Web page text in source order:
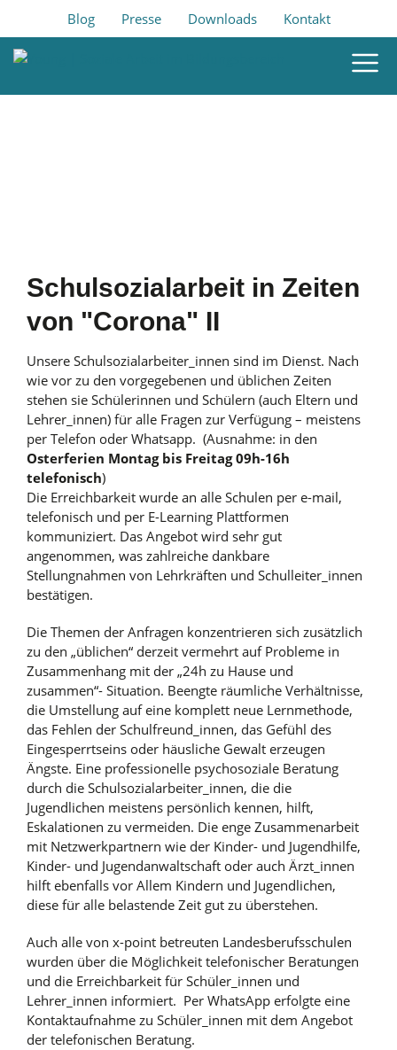
Blog Presse Downloads Kontakt
Schulsozialarbeit in Zeiten
von "Corona" II
Unsere Schulsozialarbeiter_innen sind im Dienst. Nach
wie vor zu den vorgegebenen und üblichen Zeiten
stehen sie Schülerinnen und Schülern (auch Eltern und
Lehrer_innen) für alle Fragen zur Verfügung – meistens
per Telefon oder Whatsapp. (Ausnahme: in den
Osterferien Montag bis Freitag 09h-16h
telefonisch)
Die Erreichbarkeit wurde an alle Schulen per e-mail,
telefonisch und per E-Learning Plattformen
kommuniziert. Das Angebot wird sehr gut
angenommen, was zahlreiche dankbare
Stellungnahmen von Lehrkräften und Schulleiter_innen
bestätigen.
Die Themen der Anfragen konzentrieren sich zusätzlich
zu den „üblichen“ derzeit vermehrt auf Probleme in
Zusammenhang mit der „24h zu Hause und
zusammen“- Situation. Beengte räumliche Verhältnisse,
die Umstellung auf eine komplett neue Lernmethode,
das Fehlen der Schulfreund_innen, das Gefühl des
Eingesperrtseins oder häusliche Gewalt erzeugen
Ängste. Eine professionelle psychosoziale Beratung
durch die Schulsozialarbeiter_innen, die die
Jugendlichen meistens persönlich kennen, hilft,
Eskalationen zu vermeiden. Die enge Zusammenarbeit
mit Netzwerkpartnern wie der Kinder- und Jugendhilfe,
Kinder- und Jugendanwaltschaft oder auch Ärzt_innen
hilft ebenfalls vor Allem Kindern und Jugendlichen,
diese für alle belastende Zeit gut zu überstehen.
Auch alle von x-point betreuten Landesberufsschulen
wurden über die Möglichkeit telefonischer Beratungen
und die Erreichbarkeit für Schüler_innen und
Lehrer_innen informiert. Per WhatsApp erfolgte eine
Kontaktaufnahme zu Schüler_innen mit dem Angebot
der telefonischen Beratung.